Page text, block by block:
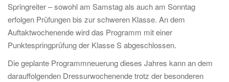
Springreiter – sowohl am Samstag als auch am Sonntag
erfolgen Prüfungen bis zur schweren Klasse. An dem
Auftaktwochenende wird das Programm mit einer
Punktespringprüfung der Klasse S abgeschlossen.
Die geplante Programmneuerung dieses Jahres kann an dem
darauffolgenden Dressurwochenende trotz der besonderen